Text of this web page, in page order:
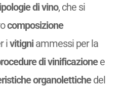
di vino, che si
composizione
ivitigniammessi per la
di vinificazionee
organolettichedel